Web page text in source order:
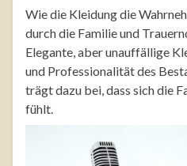
Wie die Kleidung die
durch die Familie und
Elegante, aber unauffällige
und Professionalität des
trägt dazu bei, dass sich die
fühlt.